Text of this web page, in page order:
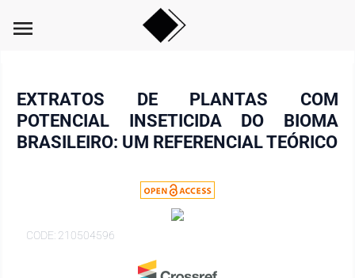
menu
EXTRATOS DE PLANTAS COM
POTENCIAL INSETICIDA DO BIOMA
BRASILEIRO: UM REFERENCIAL TEÓRICO
CODE: 210504596